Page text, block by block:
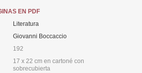
EN PDF
Literatura
Giovanni Boccaccio
192
17 x 22 cm en cartoné con
sobrecubierta